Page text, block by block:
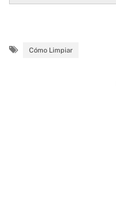
Cómo Limpiar